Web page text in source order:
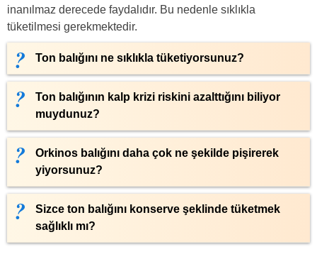
inanılmaz derecede faydalıdır. Bu nedenle sıklıkla
tüketilmesi gerekmektedir.
Ton balığını ne sıklıkla tüketiyorsunuz?
Ton balığının kalp krizi riskini azalttığını biliyor
muydunuz?
Orkinos balığını daha çok ne şekilde pişirerek
yiyorsunuz?
Sizce ton balığını konserve şeklinde tüketmek
sağlıklı mı?